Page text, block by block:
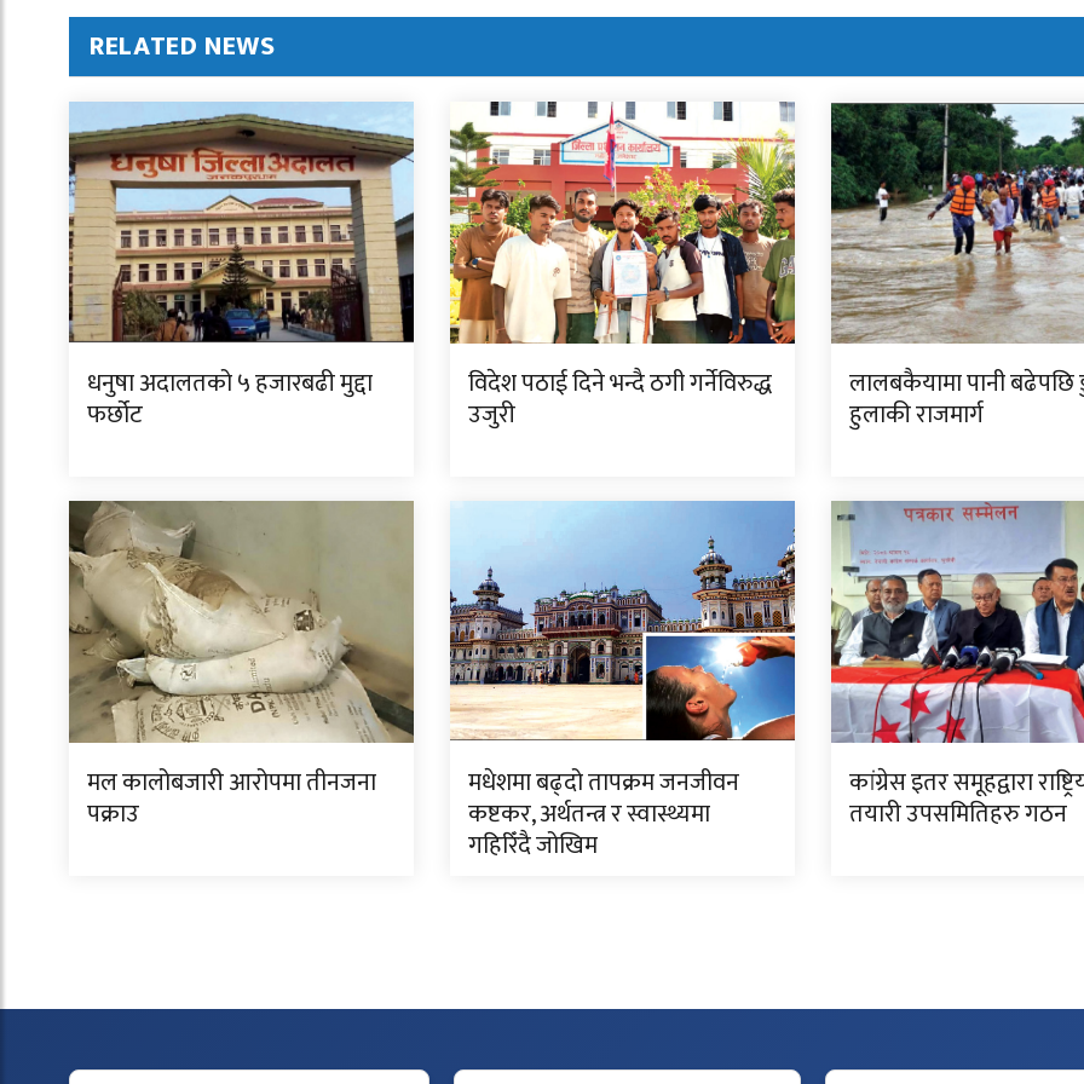
RELATED NEWS
धनुषा अदालतको ५ हजारबढी मुद्दा
फर्छोट
विदेश पठाई दिने भन्दै ठगी गर्नेविरुद्ध
उजुरी
लालबकैयामा पानी बढेपछि
हुलाकी राजमार्ग
मल कालोबजारी आरोपमा तीनजना
पक्राउ
मधेशमा बढ्दो तापक्रम जनजीवन
कष्टकर, अर्थतन्त्र र स्वास्थ्यमा
गहिरिँदै जोखिम
कांग्रेस इतर समूहद्वारा
तयारी उपसमितिहरु गठन